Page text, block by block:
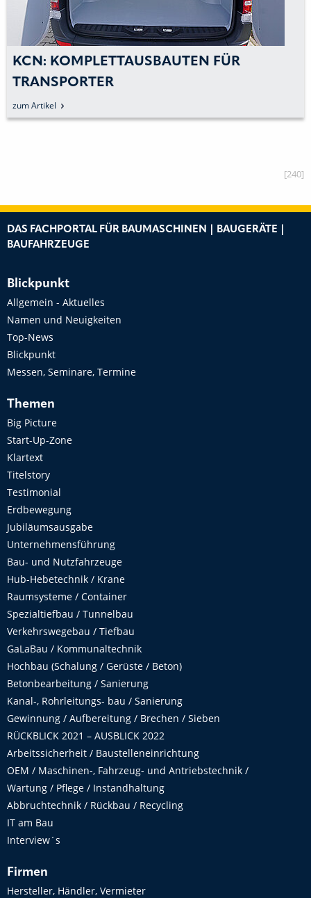
KCN: KOMPLETTAUSBAUTEN FÜR
TRANSPORTER
zum Artikel
[240]
DAS FACHPORTAL FÜR BAUMASCHINEN | BAUGERÄTE |
BAUFAHRZEUGE
Blickpunkt
Allgemein - Aktuelles
Namen und Neuigkeiten
Top-News
Blickpunkt
Messen, Seminare, Termine
Themen
Big Picture
Start-Up-Zone
Klartext
Titelstory
Testimonial
Erdbewegung
Jubiläumsausgabe
Unternehmensführung
Bau- und Nutzfahrzeuge
Hub-Hebetechnik / Krane
Raumsysteme / Container
Spezialtiefbau / Tunnelbau
Verkehrswegebau / Tiefbau
GaLaBau / Kommunaltechnik
Hochbau (Schalung / Gerüste / Beton)
Betonbearbeitung / Sanierung
Kanal-, Rohrleitungs- bau / Sanierung
Gewinnung / Aufbereitung / Brechen / Sieben
RÜCKBLICK 2021 – AUSBLICK 2022
Arbeitssicherheit / Baustelleneinrichtung
OEM / Maschinen-, Fahrzeug- und Antriebstechnik /
Wartung / Pflege / Instandhaltung
Abbruchtechnik / Rückbau / Recycling
IT am Bau
Interview´s
Firmen
Hersteller, Händler, Vermieter